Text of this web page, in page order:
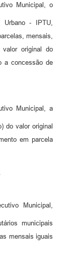
Municipal, o
Urbano - IPTU,
mensais,
original do
a concessão de
Municipal, a
do valor original
em parcela
Municipal,
municipais
mensais iguais